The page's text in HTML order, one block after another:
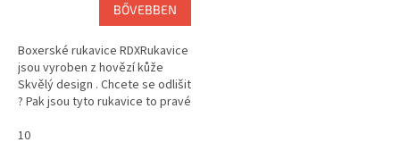
BŐVEBBEN
Boxerské rukavice RDXRukavice
jsou vyroben z hovězí kůže
Skvělý design . Chcete se odlišit
? Pak jsou tyto rukavice to pravé
10